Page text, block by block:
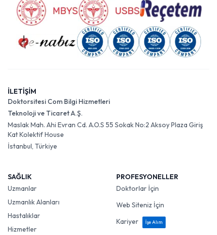
İLETİŞİM
Doktorsitesi Com Bilgi Hizmetleri
Teknoloji ve Ticaret A.Ş.
Maslak Mah. Ahi Evran Cd. A.O.S 55 Sokak No:2 Aksoy Plaza Giriş
Kat Kolektif House
İstanbul, Türkiye
SAĞLIK
Uzmanlar
Uzmanlık Alanları
Hastalıklar
Hizmetler
PROFESYONELLER
Doktorlar İçin
Web Siteniz İçin
Kariyer
İşe Alım